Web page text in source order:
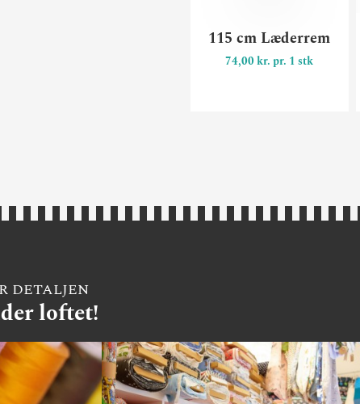
115 cm Læderrem
74,00 kr. pr. 1 stk
DETALJEN
loftet!